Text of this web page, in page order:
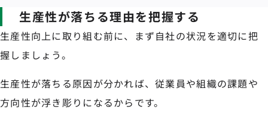
生産性が落ちる理由を把握する
生産性向上に取り組む前に、まず自社の状況を適切に把
握しましょう。
生産性が落ちる原因が分かれば、従業員や組織の課題や
方向性が浮き彫りになるからです。